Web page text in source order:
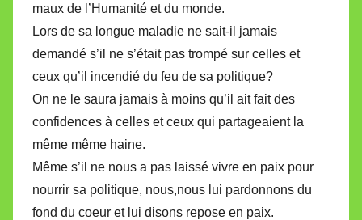
maux de l’Humanité et du monde.
Lors de sa longue maladie ne sait-il jamais
demandé s’il ne s’était pas trompé sur celles et
ceux qu’il incendié du feu de sa politique?
On ne le saura jamais à moins qu’il ait fait des
confidences à celles et ceux qui partageaient la
même même haine.
Même s’il ne nous a pas laissé vivre en paix pour
nourrir sa politique, nous,nous lui pardonnons du
fond du coeur et lui disons repose en paix.